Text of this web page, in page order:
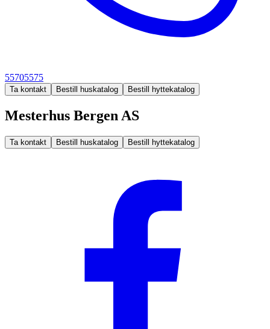
55705575
Ta kontakt Bestill huskatalog Bestill hyttekatalog
Mesterhus Bergen AS
Ta kontakt Bestill huskatalog Bestill hyttekatalog